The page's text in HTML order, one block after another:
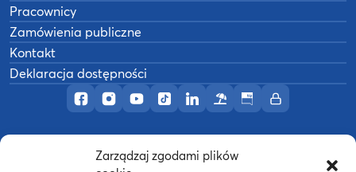
Zarządzaj zgodami plików
Profil AWF Poznań w serwisie Facebook
Profil AWF Poznań w serwisie Instagram
Profil AWF Poznań w serwisie YouTube
Profil AWF Poznań w serwisie
Profil AWF Poznań w
OśrodekBiuletynIntranet
Pracownicy
Zamówienia publiczne
Kontakt
Deklaracja dostępności
Akademia Wychowania Fizycznego w